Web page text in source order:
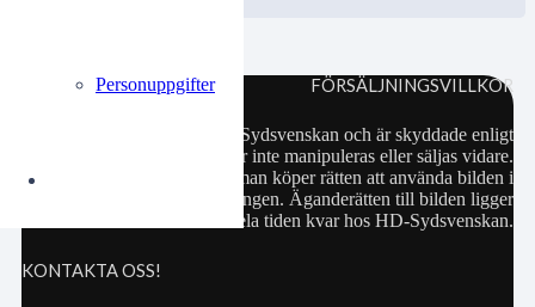
Personuppgifter FÖRSÄLJNINGSVILLKOR
Samtliga bilder hör till HD-Sydsvenskan och är skyddade enligt
upphovsrättslagen. De får inte manipuleras eller säljas vidare.
Köp av bild innebär att man köper rätten att använda bilden i
privat bruk eller för publiceringen. Äganderätten till bilden ligger
hela tiden kvar hos HD-Sydsvenskan.
KONTAKTA OSS!